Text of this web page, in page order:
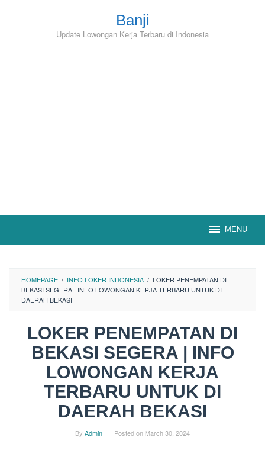
Banji
Update Lowongan Kerja Terbaru di Indonesia
MENU
HOMEPAGE / INFO LOKER INDONESIA / LOKER PENEMPATAN DI
BEKASI SEGERA | INFO LOWONGAN KERJA TERBARU UNTUK DI
DAERAH BEKASI
LOKER PENEMPATAN DI
BEKASI SEGERA | INFO
LOWONGAN KERJA
TERBARU UNTUK DI
DAERAH BEKASI
By Admin Posted on March 30, 2024